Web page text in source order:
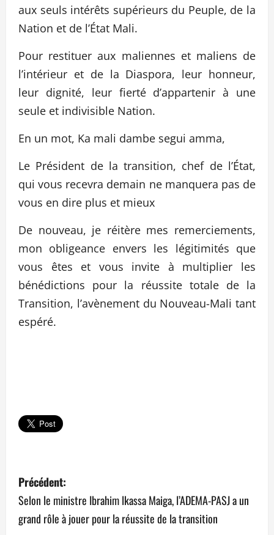
aux seuls intérêts supérieurs du Peuple, de la
Nation et de l’État Mali.
Pour restituer aux maliennes et maliens de
l’intérieur et de la Diaspora, leur honneur,
leur dignité, leur fierté d’appartenir à une
seule et indivisible Nation.
En un mot, Ka mali dambe segui amma,
Le Président de la transition, chef de l’État,
qui vous recevra demain ne manquera pas de
vous en dire plus et mieux
De nouveau, je réitère mes remerciements,
mon obligeance envers les légitimités que
vous êtes et vous invite à multiplier les
bénédictions pour la réussite totale de la
Transition, l’avènement du Nouveau-Mali tant
espéré.
N
a
v
Précédent:
Selon le ministre Ibrahim lkassa Maiga, l’ADEMA-PASJ a un
grand rôle à jouer pour la réussite de la transition